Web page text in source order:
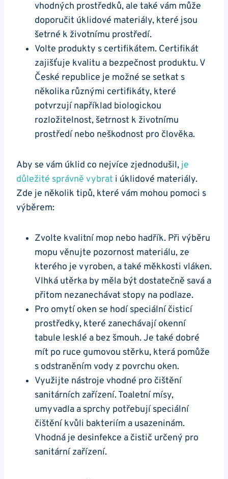
vhodných prostředků, ale také vám může
‌doporučit ‌úklidové materiály, které jsou
šetrné k životnímu prostředí.
Volte produkty ‌s certifikátem. Certifikát
zajišťuje kvalitu ⁤a bezpečnost produktu.​ V
České republice ​je možné ⁤se setkat s
několika různými certifikáty, které
potvrzují například ⁢biologickou‌
rozložitelnost, šetrnost k⁤ životnímu
prostředí⁤ nebo neškodnost pro ​člověka.
Aby se vám⁣ úklid co nejvíce zjednodušil, je
důležité správně vybrat i⁢ úklidové materiály.
Zde je několik tipů, které vám mohou pomoci s
výběrem:
Zvolte​ kvalitní mop ⁢nebo hadřík. Při výběru
mopu věnujte pozornost materiálu, ze‍
kterého je vyroben, a ⁣také měkkosti vláken.
Vlhká utěrka by měla být dostatečně savá a
přitom nezanechávat stopy na podlaze.
Pro omytí oken se hodí⁤ speciální čisticí
prostředky, které zanechávají okenní
tabule lesklé a bez⁣ šmouh. Je také ⁣dobré
mít po ruce gumovou stěrku, která pomůže
s odstraněním vody z povrchu oken.
Využijte ⁢nástroje vhodné pro čištění
sanitárních zařízení. Toaletní mísy,
umyvadla a sprchy potřebují speciální
čištění kvůli bakteriím a usazeninám.
Vhodná je desinfekce a čistič ⁤určený pro
sanitární zařízení.